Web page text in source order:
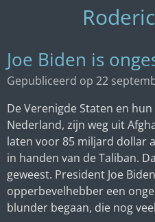
de
hoofdinhoud
Joe Biden is
Gepubliceerd op 22
De Verenigde Staten en
Nederland, zijn weg uit
laten voor 85 miljard dollar
in handen van de Taliban.
geweest. President Joe
opperbevelhebber een
blunder begaan, die nog